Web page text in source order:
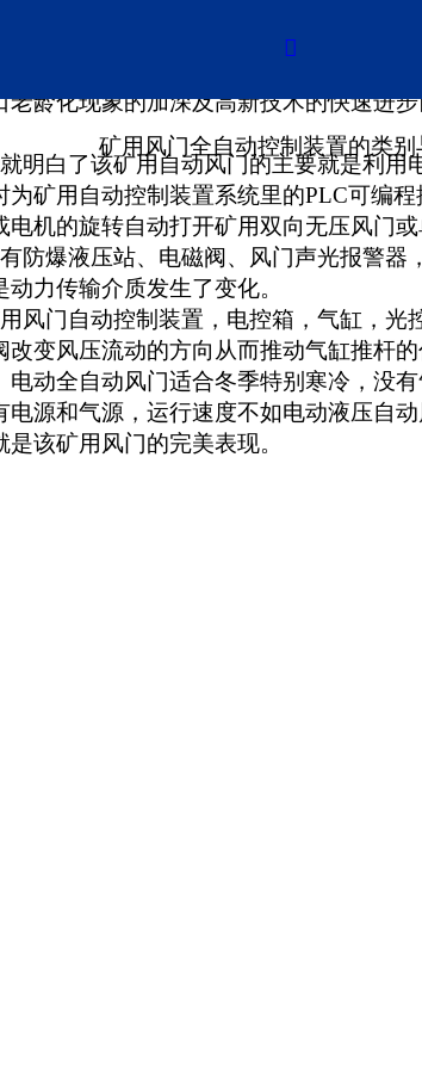

矿用风门全自动控制装置的类别
龄化现象的加深及高新技术的快速进
明白了该矿用自动风门的主要就是利
矿用自动控制装置系统里的PLC可编
机的旋转自动打开矿用双向无压风门
防爆液压站、电磁阀、风门声光报警
力传输介质发生了变化。
风门自动控制装置，电控箱，气缸，
变风压流动的方向从而推动气缸推杆
动全自动风门适合冬季特别寒冷，没
源和气源，运行速度不如电动液压自
该矿用风门的完美表现。